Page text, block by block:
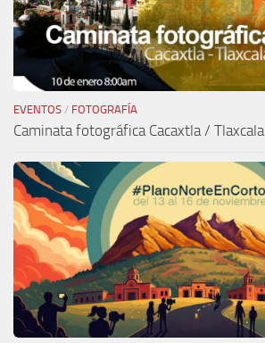
EVENTOS / FOTOGRAFÍA
Caminata fotográfica Cacaxtla / Tlaxcala